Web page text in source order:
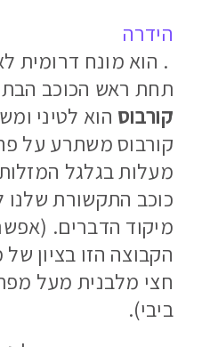
הידרה
. הוא מונח דרומית
תחת ראש הכוכב
קורבוס הוא לטיני
מעלות בגלגל המזלות
כוכב התקשורת שלנו
מיקוד הדברים.
הקבוצה הזו בציון
חצי מלבנית מעל
ביבי).